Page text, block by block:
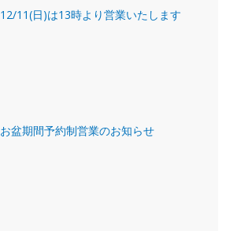
12/11(日)は13時より営業いたします
お盆期間予約制営業のお知らせ